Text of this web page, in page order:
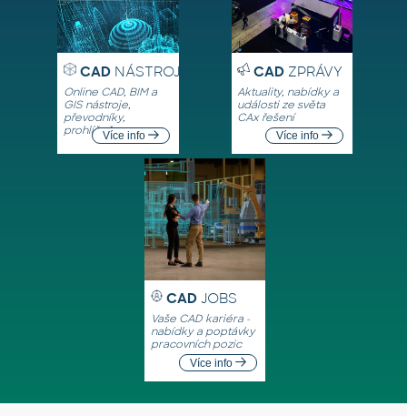
CADNÁSTROJE
Online CAD, BIM a
GIS nástroje,
převodníky,
prohlížečeVíce info
CADZPRÁVY
Aktuality, nabídky a
události ze světa
CAx řešení
Více info
CAD JOBS
Vaše CAD kariéra -
nabídky a poptávky
pracovních pozic
Více info